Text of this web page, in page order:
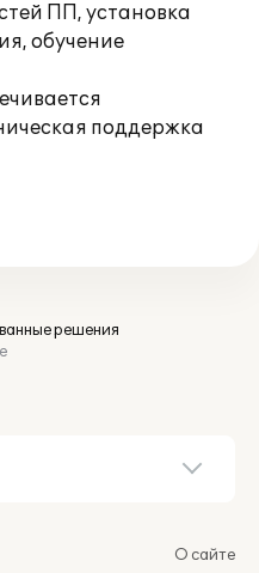
ПП, установка
обучение
поддержка
решения
О сайте